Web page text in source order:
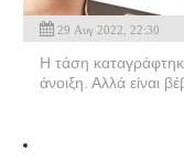
29 Αυγ 2022, 22:30
Η τάση
άνοιξη. Αλλά είναι